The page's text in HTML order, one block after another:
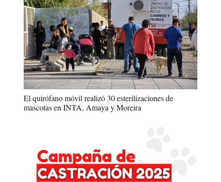
El quirófano móvil realizó 30 esterilizaciones de
mascotas en INTA, Amaya y Moreira